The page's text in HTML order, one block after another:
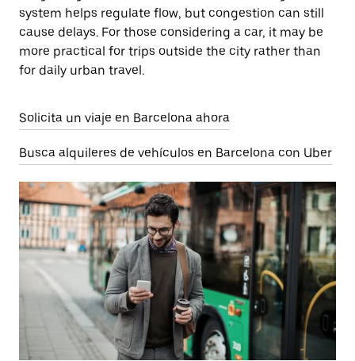
system helps regulate flow, but congestion can still
cause delays. For those considering a car, it may be
more practical for trips outside the city rather than
for daily urban travel.
Solicita un viaje en Barcelona ahora
Busca alquileres de vehículos en Barcelona con Uber